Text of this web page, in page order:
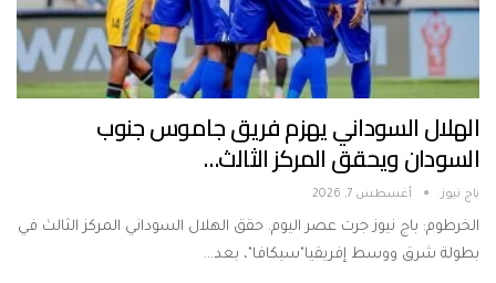
الهلال السوداني يهزم فريق جاموس جنوب
السودان ويحقق المركز الثالث…
باج نيوز أغسطس 7, 2026
الخرطوم: باج نيوز جرت عصر اليوم. حقق الهلال السوداني المركز الثالث في
بطولة شرق ووسط إفريقيا"سيكافا"، بعد…